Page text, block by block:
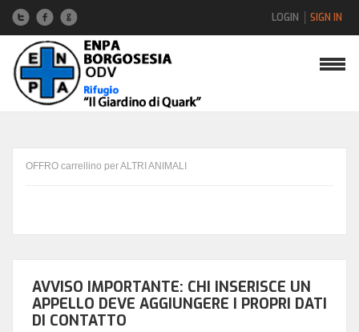
LOGIN SIGN IN
OFFRO carrellino per ALTRI ANIMALI
AVVISO IMPORTANTE: CHI INSERISCE UN
APPELLO DEVE AGGIUNGERE I PROPRI DATI
DI CONTATTO
Nome utente
Hai dimenticato la password?
Hai dimenticato il nome utente?